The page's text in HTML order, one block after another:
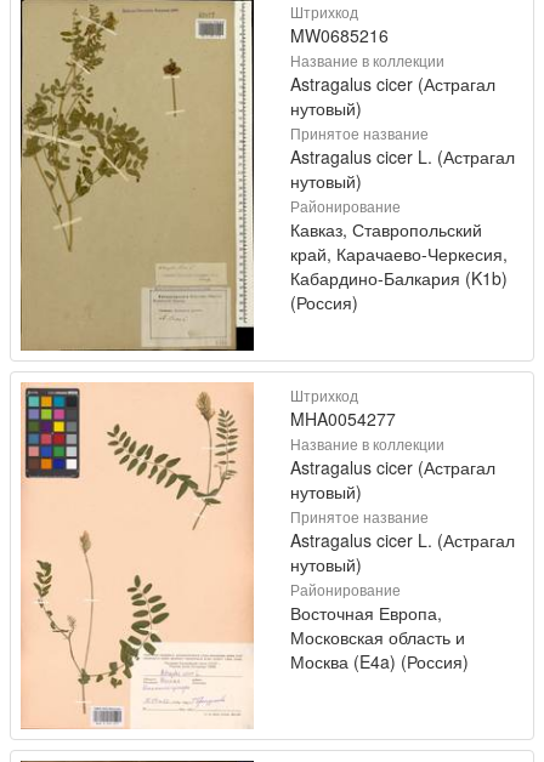
Штрихкод
MW0685216
Название в коллекции
Astragalus cicer (Астрагал
нутовый)
Принятое название
Astragalus cicer L. (Астрагал
нутовый)
Районирование
Кавказ, Ставропольский
край, Карачаево-Черкесия,
Кабардино-Балкария (K1b)
(Россия)
Штрихкод
MHA0054277
Название в коллекции
Astragalus cicer (Астрагал
нутовый)
Принятое название
Astragalus cicer L. (Астрагал
нутовый)
Районирование
Восточная Европа,
Московская область и
Москва (E4a) (Россия)